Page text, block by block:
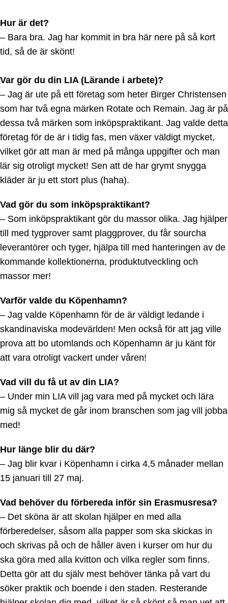
Hur är det?
– Bara bra. Jag har kommit in bra här nere på så kort
tid, så de är skönt!
Var gör du din LIA (Lärande i arbete)?
– Jag är ute på ett företag som heter Birger Christensen
som har två egna märken Rotate och Remain. Jag är på
dessa två märken som inköpspraktikant. Jag valde detta
företag för de är i tidig fas, men växer väldigt mycket,
vilket gör att man är med på många uppgifter och man
lär sig otroligt mycket! Sen att de har grymt snygga
kläder är ju ett stort plus (haha).
Vad gör du som inköpspraktikant?
– Som inköpspraktikant gör du massor olika. Jag hjälper
till med tygprover samt plaggprover, du får sourcha
leverantörer och tyger, hjälpa till med hanteringen av de
kommande kollektionerna, produktutveckling och
massor mer!
Varför valde du Köpenhamn?
– Jag valde Köpenhamn för de är väldigt ledande i
skandinaviska modevärlden! Men också för att jag ville
prova att bo utomlands och Köpenhamn är ju känt för
att vara otroligt vackert under våren!
Vad vill du få ut av din LIA?
– Under min LIA vill jag vara med på mycket och lära
mig så mycket de går inom branschen som jag vill jobba
med!
Hur länge blir du där?
– Jag blir kvar i Köpenhamn i cirka 4,5 månader mellan
15 januari till 27 maj.
Vad behöver du förbereda inför sin Erasmusresa?
– Det sköna är att skolan hjälper en med alla
förberedelser, såsom alla papper som ska skickas in
och skrivas på och de håller även i kurser om hur du
ska göra med alla kvitton och vilka regler som finns.
Detta gör att du själv mest behöver tänka på vart du
söker praktik och boende i den staden. Resterande